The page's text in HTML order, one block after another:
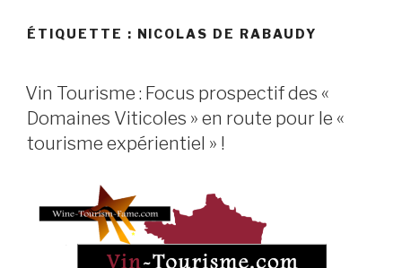
ÉTIQUETTE : NICOLAS DE RABAUDY
PUBLIÉ
LE
Vin Tourisme : Focus prospectif des «
Domaines Viticoles » en route pour le «
tourisme expérientiel » !